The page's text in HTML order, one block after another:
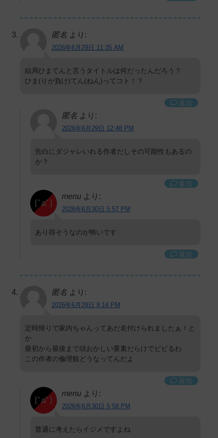
匿名 より:
2026年6月29日 11:35 AM
結局ひまてんと言うタイトルは何だったんだろう？
ひま(りが負け)てん(ねん)ってコト！？
返信
匿名 より:
2026年6月29日 12:48 PM
告白にダジャレいれる作者だしその可能性もあるの
か？
返信
menu より:
2026年6月30日 5:57 PM
あり得そうなのが怖いです
返信
匿名 より:
2026年6月29日 9:14 PM
定時帰りで家内ちゃんってあだ名付けられましたぁ！と
か
最初から最後まで頭おかしい要素だらけでビビるわ
この作者の倫理観どうなってんだよ
返信
menu より:
2026年6月30日 5:58 PM
普通に考えたらイジメですよね